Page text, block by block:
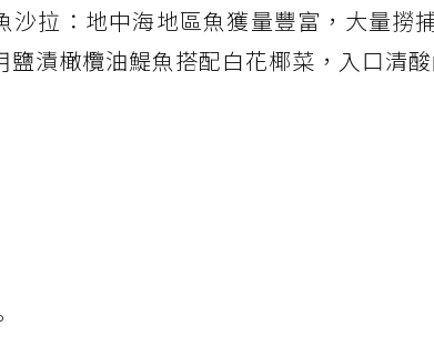
沙拉：地中海地區魚獲量豐富，大量撈
漬橄欖油鯷魚搭配白花椰菜，入口清酸